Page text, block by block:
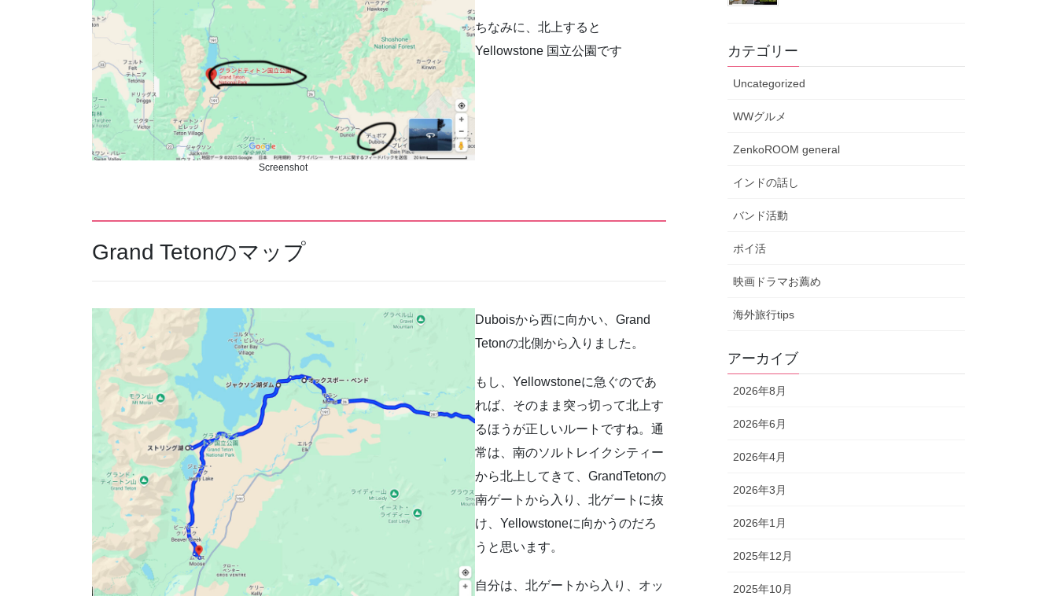
Screenshot
ちなみに、北上すると
Yellowstone 国立公園です
Grand Tetonのマップ
Duboisから西に向かい、Grand
Tetonの北側から入りました。
もし、Yellowstoneに急ぐのであ
れば、そのまま突っ切って北上す
るほうが正しいルートですね。通
常は、南のソルトレイクシティー
から北上してきて、GrandTetonの
南ゲートから入り、北ゲートに抜
け、Yellowstoneに向かうのだろ
うと思います。
自分は、北ゲートから入り、オッ
カテゴリー
Uncategorized
WWグルメ
ZenkoROOM general
インドの話し
バンド活動
ポイ活
映画ドラマお薦め
海外旅行tips
アーカイブ
2026年8月
2026年6月
2026年4月
2026年3月
2026年1月
2025年12月
2025年10月